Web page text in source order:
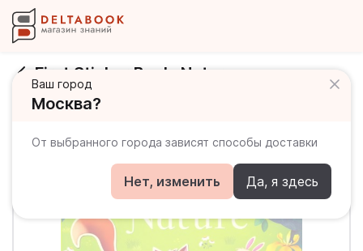
Ваш город
Москва?
От выбранного города зависят способы доставки
Нет, изменить Да, я здесь
First Sticker Book: Nature